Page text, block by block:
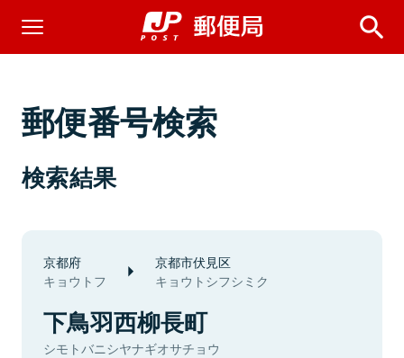
郵便番号検索
検索結果
京都府
キョウトフ
京都市伏見区
キョウトシフシミク
下鳥羽西柳長町
シモトバニシヤナギオサチョウ